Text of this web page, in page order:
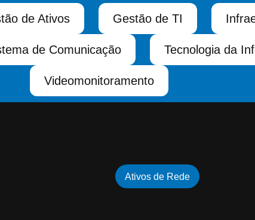
de Ativos Gestão de TI
de Comunicação Tecnologia da
Videomonitoramento
Ativos de Rede